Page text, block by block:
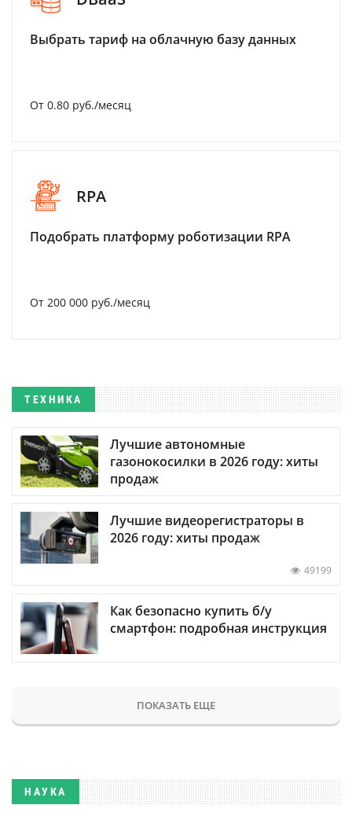
Выбрать тариф на облачную базу данных
От 0.80 руб./месяц
RPA
Подобрать платформу роботизации RPA
От 200 000 руб./месяц
ТЕХНИКА
Лучшие автономные
газонокосилки в 2026 году: хиты
продаж
Лучшие видеорегистраторы в
2026 году: хиты продаж
49199
Как безопасно купить б/у
смартфон: подробная инструкция
ПОКАЗАТЬ ЕЩЕ
НАУКА